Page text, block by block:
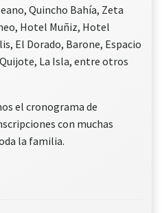
Quincho Bahía, Zeta
Hotel Muñiz, Hotel
El Dorado, Barone, Espacio
La Isla, entre otros
el cronograma de
con muchas
la familia.